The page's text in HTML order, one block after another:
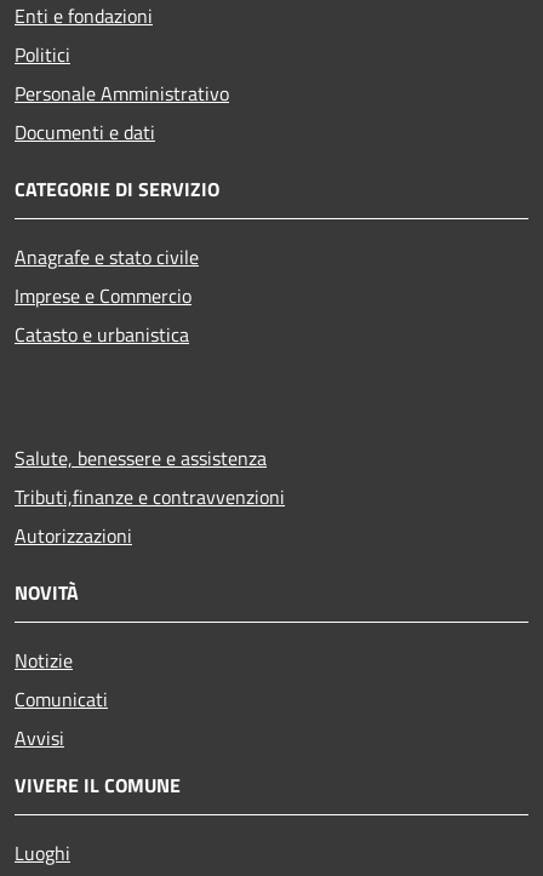
Enti e fondazioni
Politici
Personale Amministrativo
Documenti e dati
CATEGORIE DI SERVIZIO
Anagrafe e stato civile
Imprese e Commercio
Catasto e urbanistica
Salute, benessere e assistenza
Tributi,finanze e contravvenzioni
Autorizzazioni
NOVITÀ
Notizie
Comunicati
Avvisi
VIVERE IL COMUNE
Luoghi